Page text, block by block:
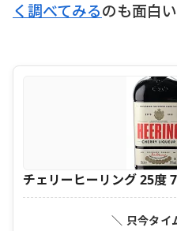
く調べてみるのも面白い
チェリーヒーリング 25度
＼ 只今タイ